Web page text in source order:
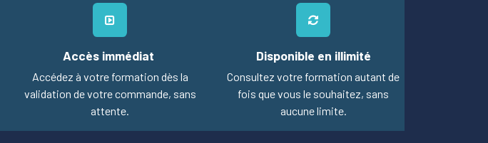
Accès immédiat
Accédez à votre formation dès la
validation de votre commande, sans
attente.
Disponible en illimité
Consultez votre formation autant de
fois que vous le souhaitez, sans
aucune limite.